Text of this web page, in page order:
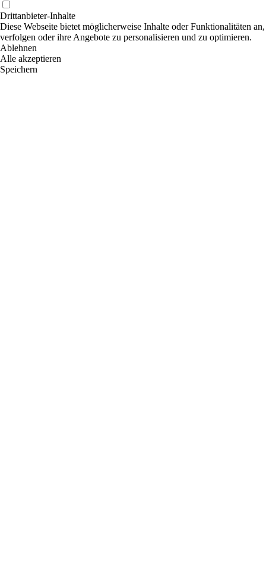
Drittanbieter-Inhalte
Diese Webseite bietet möglicherweise Inhalte oder Funktionalitäten
verfolgen oder ihre Angebote zu personalisieren und zu optimieren.
Ablehnen
Alle akzeptieren
Speichern